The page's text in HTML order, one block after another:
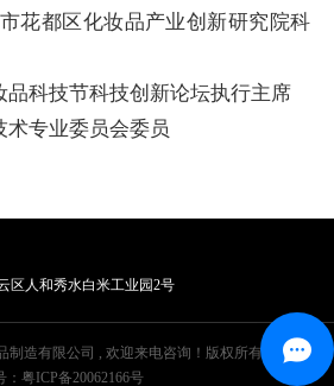
花都区化妆品产业创新研究院科
品科技节科技创新论坛执行主席
术专业委员会委员
区人和秀水白米工业园2号
制造有限公司 , 欢迎来电咨询！版权所有 | 备案
： 粤ICP备20062166号